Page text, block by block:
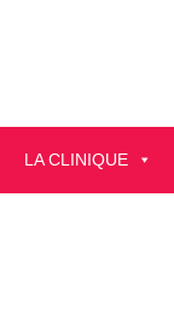
LA CLINIQUE